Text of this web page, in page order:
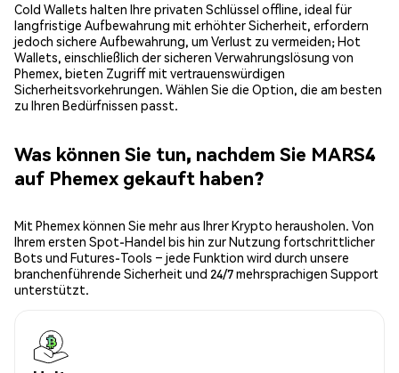
Cold Wallets halten Ihre privaten Schlüssel offline, ideal für
langfristige Aufbewahrung mit erhöhter Sicherheit, erfordern
jedoch sichere Aufbewahrung, um Verlust zu vermeiden; Hot
Wallets, einschließlich der sicheren Verwahrungslösung von
Phemex, bieten Zugriff mit vertrauenswürdigen
Sicherheitsvorkehrungen. Wählen Sie die Option, die am besten
zu Ihren Bedürfnissen passt.
Was können Sie tun, nachdem Sie MARS4
auf Phemex gekauft haben?
Mit Phemex können Sie mehr aus Ihrer Krypto herausholen. Von
Ihrem ersten Spot-Handel bis hin zur Nutzung fortschrittlicher
Bots und Futures-Tools – jede Funktion wird durch unsere
branchenführende Sicherheit und 24/7 mehrsprachigen Support
unterstützt.